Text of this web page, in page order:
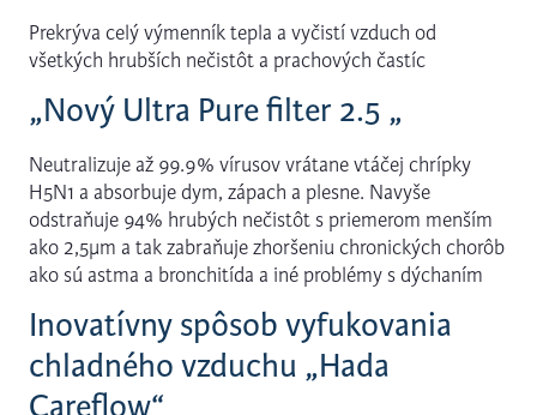
Prekrýva celý výmenník tepla a vyčistí vzduch od
všetkých hrubších nečistôt a prachových častíc
„Nový Ultra Pure filter 2.5 „
Neutralizuje až 99.9% vírusov vrátane vtáčej chrípky
H5N1 a absorbuje dym, zápach a plesne. Navyše
odstraňuje 94% hrubých nečistôt s priemerom menším
ako 2,5µm a tak zabraňuje zhoršeniu chronických chorôb
ako sú astma a bronchitída a iné problémy s dýchaním
Inovatívny spôsob vyfukovania
chladného vzduchu „Hada